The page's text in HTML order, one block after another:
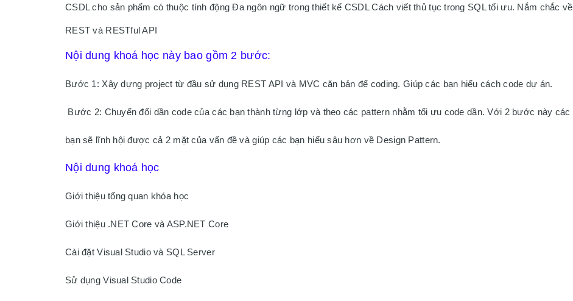
CSDL cho sản phẩm có thuộc tính động Đa ngôn ngữ trong thiết kế CSDL Cách viết thủ tục trong SQL tối ưu. Nắm chắc về
REST và RESTful API
Nội dung khoá học này bao gồm 2 bước:
Bước 1: Xây dựng project từ đầu sử dụng REST API và MVC căn bản để coding. Giúp các bạn hiểu cách code dự án.
bạn sẽ lĩnh hội được cả 2 mặt của vấn đề và giúp các bạn hiểu sâu hơn về Design Pattern.
Nội dung khoá học
Giới thiệu tổng quan khóa học
Giới thiệu .NET Core và ASP.NET Core
Cài đặt Visual Studio và SQL Server
Sử dụng Visual Studio Code